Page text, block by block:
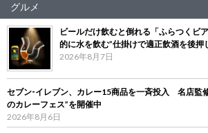
グルメ
ビールだけ飲むと倒れる「ふらつくビ
的に水を飲む”仕掛けで適正飲酒を後押
2026年8月7日
セブン‐イレブン、カレー15商品を一斉投入 名店監
のカレーフェス”を開催中
2026年8月6日